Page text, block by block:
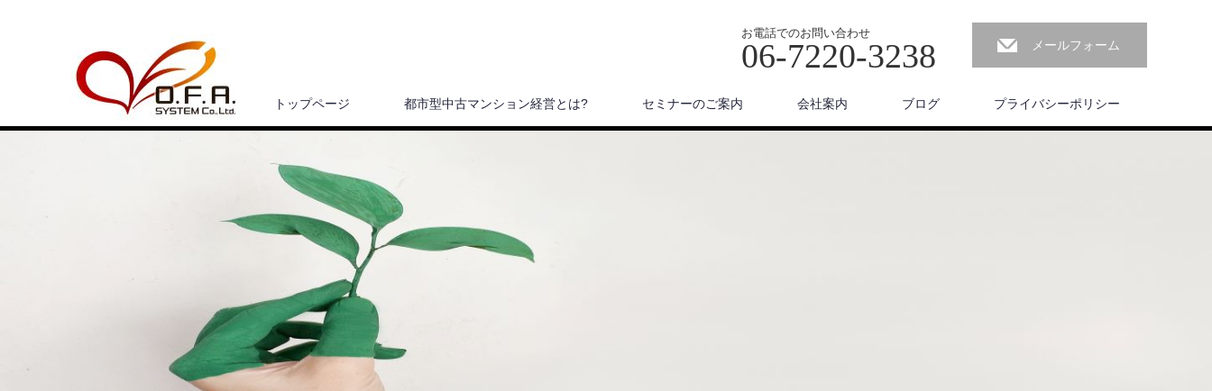
お電話でのお問い合わせ
06-7220-3238 メールフォーム
トップページ 都市型中古マンション経営とは? セミナーのご案内 会社案内 ブログ プライバシーポリシー